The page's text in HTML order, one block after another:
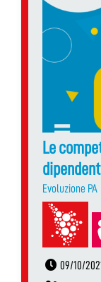
Le
Evoluzione PA
09/10/